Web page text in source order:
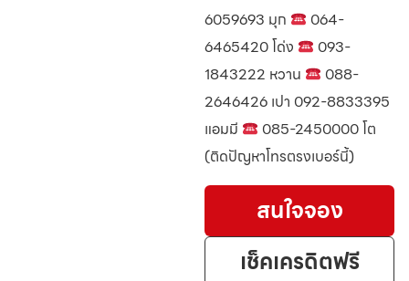
6059693 มุก
064-
6465420 โด่ง
093-
1843222 หวาน
088-
2646426 เปา 092-8833395
แอมมี
085-2450000 โต
(ติดปัญหาโทรตรงเบอร์นี้)
สนใจจอง
เช็คเครดิตฟรี